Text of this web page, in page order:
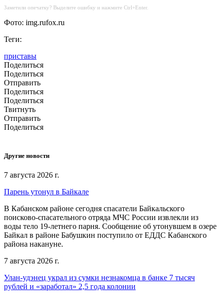
Заметили опечатку? Выделите ошибку и нажмите Ctrl+Enter.
Фото: img.rufox.ru
Теги:
приставы
Поделиться
Поделиться
Отправить
Поделиться
Поделиться
Твитнуть
Отправить
Поделиться
Другие новости
7 августа 2026 г.
Парень утонул в Байкале
В Кабанском районе сегодня спасатели Байкальского
поисково-спасательного отряда МЧС России извлекли из
воды тело 19-летнего парня. Сообщение об утонувшем в озере
Байкал в районе Бабушкин поступило от ЕДДС Кабанского
района накануне.
7 августа 2026 г.
Улан-удэнец украл из сумки незнакомца в банке 7 тысяч
рублей и «заработал» 2,5 года колонии